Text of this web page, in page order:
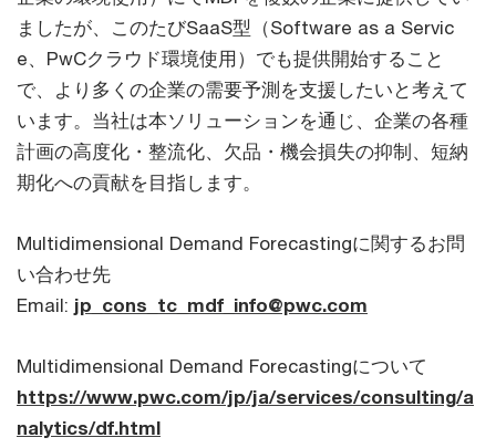
ましたが、このたびSaaS型（Software as a Servic
e、PwCクラウド環境使用）でも提供開始すること
で、より多くの企業の需要予測を支援したいと考えて
います。当社は本ソリューションを通じ、企業の各種
計画の高度化・整流化、欠品・機会損失の抑制、短納
期化への貢献を目指します。
Multidimensional Demand Forecastingに関するお問
い合わせ先
Email: jp_cons_tc_mdf_info@pwc.com
Multidimensional Demand Forecastingについて
https://www.pwc.com/jp/ja/services/consulting/a
nalytics/df.html